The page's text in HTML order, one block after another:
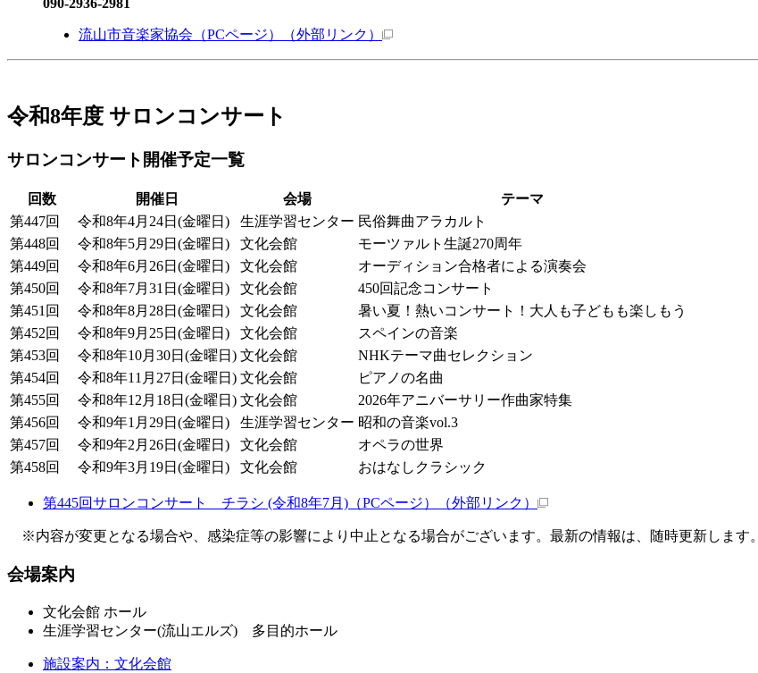
流山市音楽家協会（PCページ） （外部リンク）
令和8年度 サロンコンサート
サロンコンサート開催予定一覧
回数 開催日 会場
テーマ
第447回
令和8年4月24日(金曜日) 生涯学習センター 民俗舞曲アラカルト
第448回
令和8年5月29日(金曜日) 文化会館
モーツァルト生誕270周年
第449回
令和8年6月26日(金曜日) 文化会館
オーディション合格者による演奏会
第450回
令和8年7月31日(金曜日) 文化会館
450回記念コンサート
第451回
令和8年8月28日(金曜日) 文化会館
暑い夏！熱いコンサート！大人も子どもも楽しもう
第452回
令和8年9月25日(金曜日) 文化会館
スペインの音楽
第453回
令和8年10月30日(金曜日) 文化会館
NHKテーマ曲セレクション
第454回
令和8年11月27日(金曜日) 文化会館
ピアノの名曲
第455回
令和8年12月18日(金曜日) 文化会館
2026年アニバーサリー作曲家特集
第456回
令和9年1月29日(金曜日) 生涯学習センター 昭和の音楽vol.3
第457回
令和9年2月26日(金曜日) 文化会館
オペラの世界
第458回
令和9年3月19日(金曜日) 文化会館 おはなしクラシック
第445回サロンコンサート チラシ (令和8年7月)（PCページ） （外部リンク）
※内容が変更となる場合や、感染症等の影響により中止となる場合がございます。最新の情報は、随時更新します。
会場案内
文化会館 ホール
生涯学習センター(流山エルズ) 多目的ホール
施設案内：文化会館